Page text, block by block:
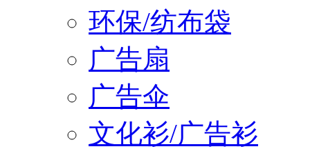
环保/纺布袋
广告扇
广告伞
文化衫/广告衫